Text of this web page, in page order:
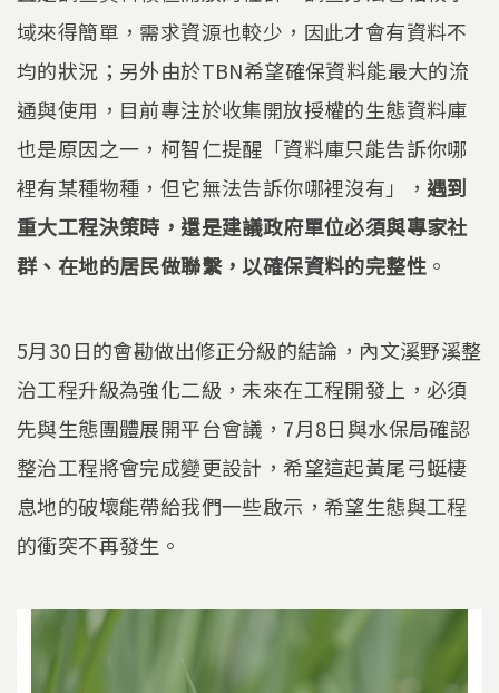
域來得簡單，需求資源也較少，因此才會有資料不
均的狀況；另外由於TBN希望確保資料能最大的流
通與使用，目前專注於收集開放授權的生態資料庫
也是原因之一，柯智仁提醒「資料庫只能告訴你哪
裡有某種物種，但它無法告訴你哪裡沒有」， 遇到
重大工程決策時，還是建議政府單位必須與專家社
群、在地的居民做聯繫，以確保資料的完整性 。
5月30日的會勘做出修正分級的結論，內文溪野溪整
治工程升級為強化二級，未來在工程開發上，必須
先與生態團體展開平台會議，7月8日與水保局確認
整治工程將會完成變更設計，希望這起黃尾弓蜓棲
息地的破壞能帶給我們一些啟示，希望生態與工程
的衝突不再發生。